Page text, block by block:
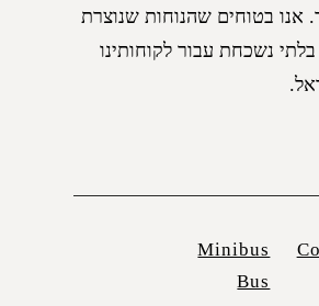
אנו בטוחים שהנוחות שנוצרת
נשכחת עבור לקוחותינו
Minibus
Bus